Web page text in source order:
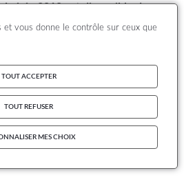
juin 2018 est disponible dans
national)
territoriaux des émissions
et vous donne le contrôle sur ceux que
TOUT ACCEPTER
TOUT REFUSER
MES CHOIX